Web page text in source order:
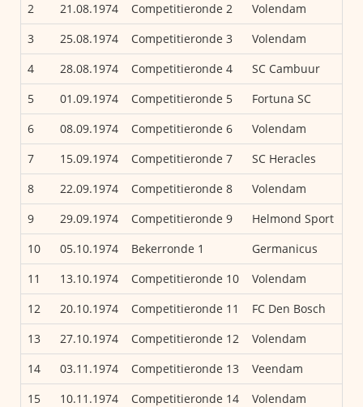
2
21.08.1974 Competitieronde 2 Volendam
3
25.08.1974 Competitieronde 3 Volendam
4
28.08.1974 Competitieronde 4 SC Cambuur
5
01.09.1974 Competitieronde 5 Fortuna SC
6
08.09.1974 Competitieronde 6 Volendam
7
15.09.1974 Competitieronde 7 SC Heracles
8
22.09.1974 Competitieronde 8 Volendam
9
29.09.1974 Competitieronde 9 Helmond Sport
10
05.10.1974 Bekerronde 1 Germanicus
11
13.10.1974 Competitieronde 10 Volendam
12
20.10.1974 Competitieronde 11 FC Den Bosch
13
27.10.1974 Competitieronde 12 Volendam
14
03.11.1974 Competitieronde 13 Veendam
15
10.11.1974 Competitieronde 14 Volendam